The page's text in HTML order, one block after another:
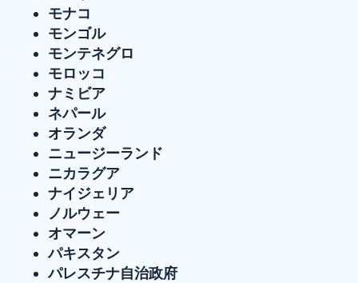
モナコ
モンゴル
モンテネグロ
モロッコ
ナミビア
ネパール
オランダ
ニュージーランド
ニカラグア
ナイジェリア
ノルウェー
オマーン
パキスタン
パレスチナ自治政府